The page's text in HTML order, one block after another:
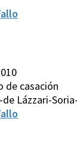
de casación
Lázzari-